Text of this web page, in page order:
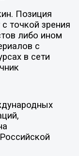
Позиция
точкой зрения
либо ином
с
в сети